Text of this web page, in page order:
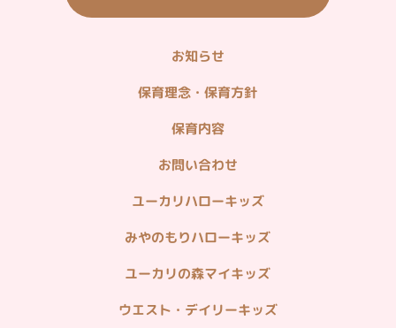
不動産情報（分譲・仲介・賃貸）
お知らせ
保育理念・保育方針
保育内容
お問い合わせ
ユーカリハローキッズ
みやのもりハローキッズ
ユーカリの森マイキッズ
ウエスト・デイリーキッズ